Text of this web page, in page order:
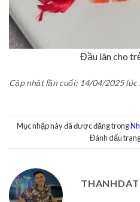
Đầu lân cho
Cập nhật lần cuối: 14/04/2025 lúc
Mục nhập này đã được đăng trong
Đánh dấu
THANHDAT